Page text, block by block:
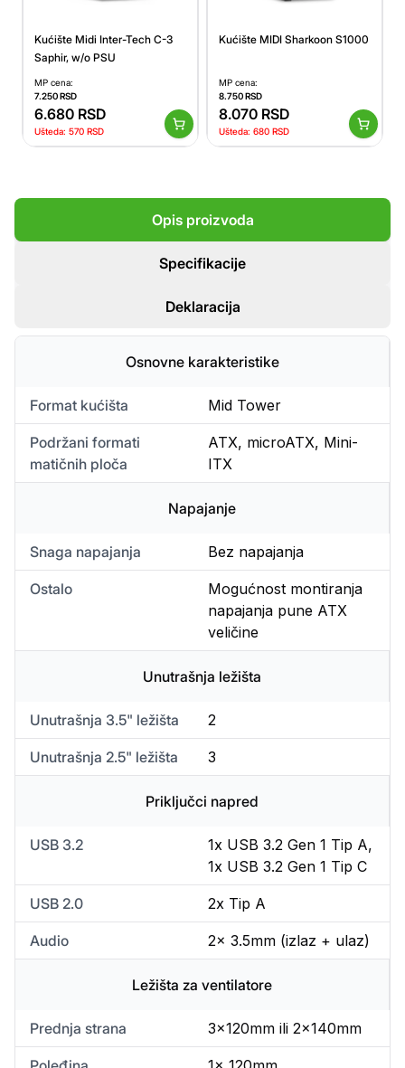
Kućište Midi Inter-Tech C-3
Saphir, w/o PSU
MP cena:
7.250RSD
6.680 RSD
Ušteda: 570 RSD
Kućište MIDI Sharkoon S1000
MP cena:
8.750RSD
8.070 RSD
Ušteda: 680 RSD
Opis proizvoda
Specifikacije
Deklaracija
Osnovne karakteristike
Format kućišta Mid Tower
Podržani formati
matičnih ploča
ATX, microATX, Mini-
ITX
Napajanje
Snaga napajanja Bez napajanja
Ostalo
Mogućnost montiranja
napajanja pune ATX
veličine
Unutrašnja ležišta
Unutrašnja 3.5" ležišta 2
Unutrašnja 2.5" ležišta 3
Priključci napred
USB 3.2
1x USB 3.2 Gen 1 Tip A,
1x USB 3.2 Gen 1 Tip C
USB 2.0 2x Tip A
Audio 2x 3.5mm (izlaz + ulaz)
Ležišta za ventilatore
Prednja strana 3x120mm ili 2x140mm